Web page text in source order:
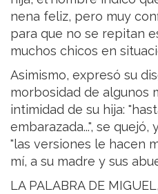
nena feliz, pero muy
para que no se repitan
muchos chicos en
Asimismo, expresó su
morbosidad de algunos
intimidad de su hija:
embarazada...", se
"las versiones le hacen
mí, a su madre y sus
LA PALABRA DE